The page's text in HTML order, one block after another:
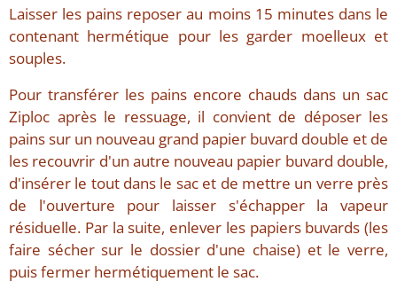
Laisser les pains reposer au moins 15 minutes dans le
contenant hermétique pour les garder moelleux et
souples.
Pour transférer les pains encore chauds dans un sac
Ziploc après le ressuage, il convient de déposer les
pains sur un nouveau grand papier buvard double et de
les recouvrir d'un autre nouveau papier buvard double,
d'insérer le tout dans le sac et de mettre un verre près
de l'ouverture pour laisser s'échapper la vapeur
résiduelle. Par la suite, enlever les papiers buvards (les
faire sécher sur le dossier d'une chaise) et le verre,
puis fermer hermétiquement le sac.